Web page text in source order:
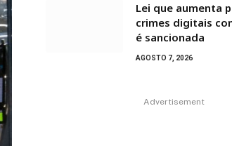
Lei que aumenta
crimes digitais
é sancionada
AGOSTO 7, 2026
Advertisement